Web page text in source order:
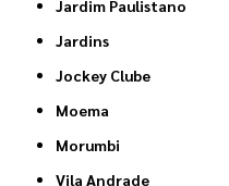
Jardim Paulistano
Jardins
Jockey Clube
Moema
Morumbi
Vila Andrade